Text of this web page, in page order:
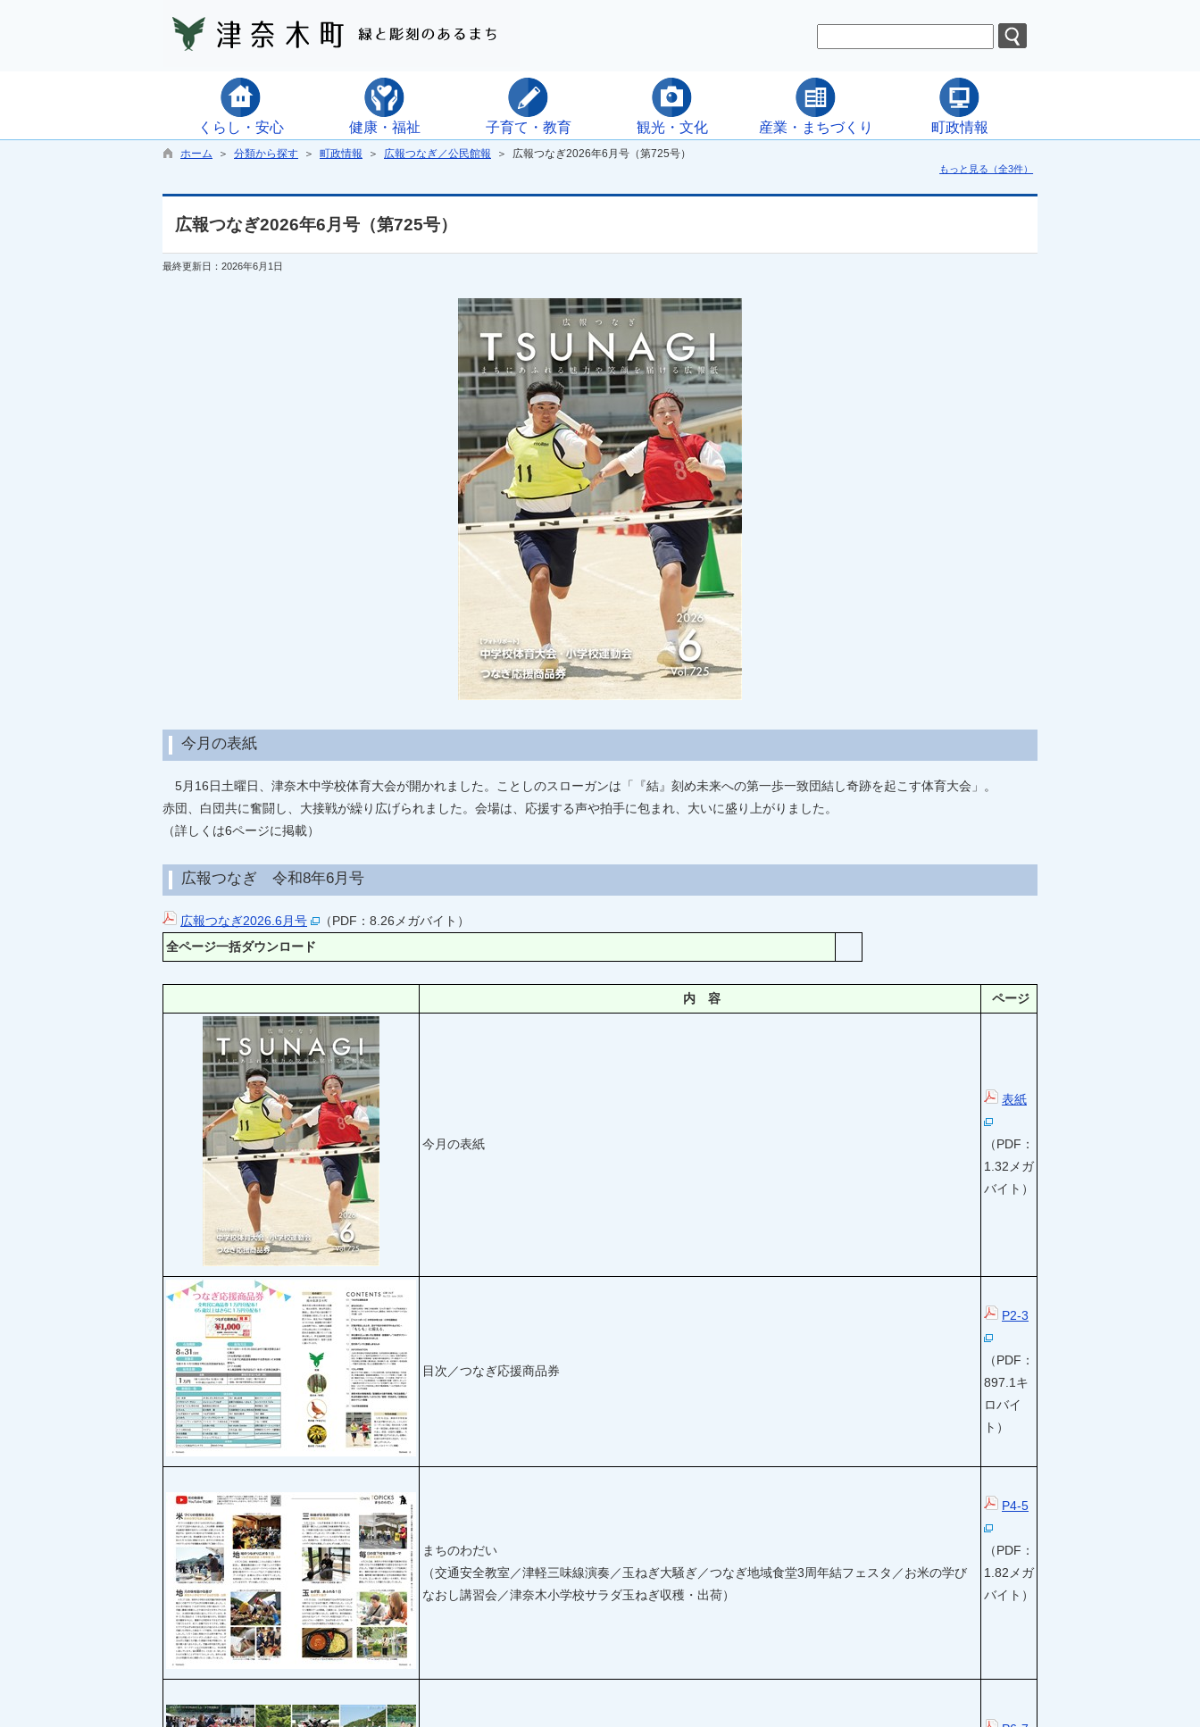
くらし・安心 健康・福祉 子育て・教育 観光・文化 産業・まちづくり 町政情報
ホーム ＞ 分類から探す ＞ 町政情報 ＞ 広報つなぎ／公民館報 ＞ 広報つなぎ2026年6月号（第725号）
もっと見る（全3件）
広報つなぎ2026年6月号（第725号）
最終更新日：2026年6月1日
今月の表紙
5月16日土曜日、津奈木中学校体育大会が開かれました。ことしのスローガンは「『結』刻め未来への第一歩一致団結し奇跡を起こす体育大会」。
赤団、白団共に奮闘し、大接戦が繰り広げられました。会場は、応援する声や拍手に包まれ、大いに盛り上がりました。
（詳しくは6ページに掲載）
広報つなぎ 令和8年6月号
広報つなぎ2026.6月号
（PDF：8.26メガバイト）
全ページ一括ダウンロード
内 容 ページ
今月の表紙
表紙
（PDF：
1.32メガ
バイト）
目次／つなぎ応援商品券
P2-3
（PDF：
897.1キ
ロバイ
ト）
まちのわだい
（交通安全教室／津軽三味線演奏／玉ねぎ大騒ぎ／つなぎ地域食堂3周年結フェスタ／お米の学び
なおし講習会／津奈木小学校サラダ玉ねぎ収穫・出荷）
P4-5
（PDF：
1.82メガ
バイト）